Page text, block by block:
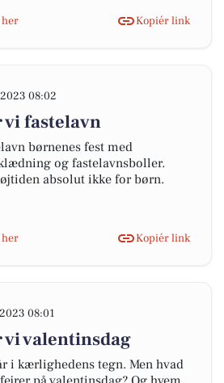
Kopiér link
08:02
fastelavn
børnenes fest med
og fastelavnsboller.
absolut ikke for børn.
Kopiér link
08:01
valentinsdag
i kærlighedens tegn. Men hvad